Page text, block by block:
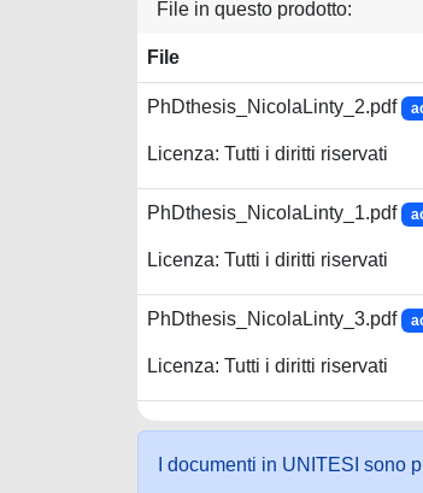
File in questo prodotto:
File
PhDthesis_NicolaLinty_2.pdf
Licenza: Tutti i diritti riservati
PhDthesis_NicolaLinty_1.pdf
Licenza: Tutti i diritti riservati
PhDthesis_NicolaLinty_3.pdf
Licenza: Tutti i diritti riservati
I documenti in UNITESI sono